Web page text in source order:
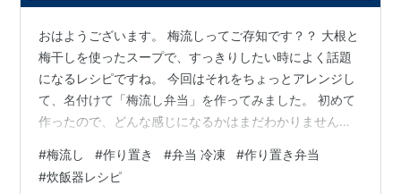
おはようございます。 梅流しってご存知です？？ 大根と
梅干しを使ったスープで、すっきりしたい時によく話題
になるレシピですね。 今回はそれをちょっとアレンジし
て、名付けて「梅流し弁当」を作ってみました。 初めて
作ったので、どんな感じになるかはまだわかりません
お弁当です（笑） 炊飯器に入れるだけなので、作り置き
にもぴったりでした。 材料 ・米 2合・もち麦 1パック（2
#梅流し #作り置き #弁当 冷凍 #作り置き弁当
#炊飯器レシピ